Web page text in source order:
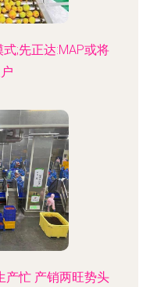
;先正达:MAP或将
产忙 产销两旺势头